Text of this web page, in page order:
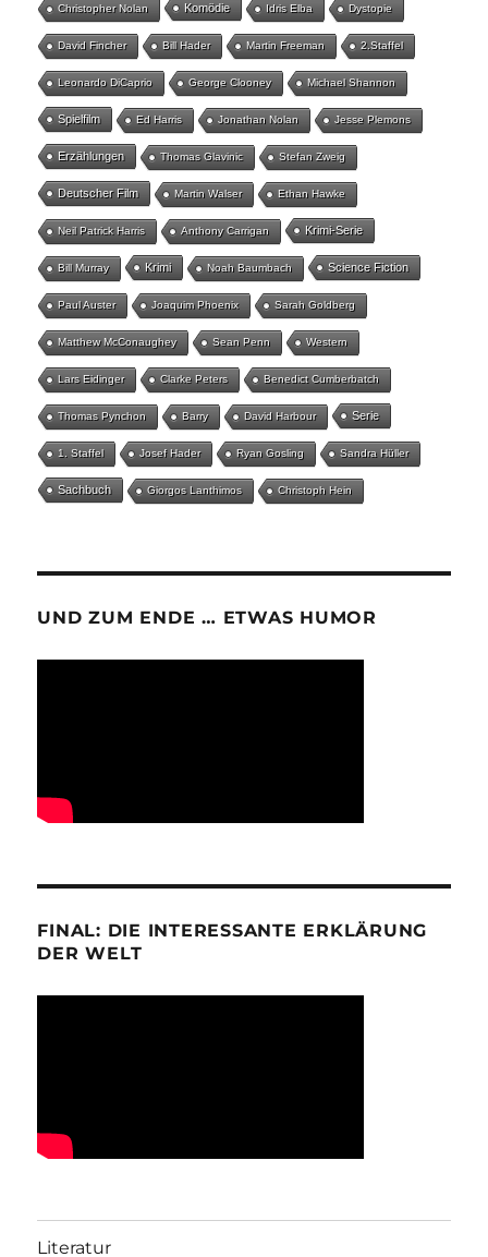
Christopher Nolan Komödie Idris Elba Dystopie
David Fincher Bill Hader Martin Freeman 2.Staffel
Leonardo DiCaprio George Clooney Michael Shannon
Spielfilm Ed Harris Jonathan Nolan Jesse Plemons
Erzählungen Thomas Glavinic Stefan Zweig
Deutscher Film Martin Walser Ethan Hawke
Neil Patrick Harris Anthony Carrigan Krimi-Serie
Bill Murray Krimi Noah Baumbach Science Fiction
Paul Auster Joaquim Phoenix Sarah Goldberg
Matthew McConaughey Sean Penn Western
Lars Eidinger Clarke Peters Benedict Cumberbatch
Thomas Pynchon Barry David Harbour Serie
1. Staffel Josef Hader Ryan Gosling Sandra Hüller
Sachbuch Giorgos Lanthimos Christoph Hein
UND ZUM ENDE … ETWAS HUMOR
FINAL: DIE INTERESSANTE ERKLÄRUNG
DER WELT
Literatur